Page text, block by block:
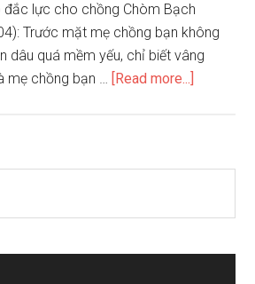
lực cho chồng Chòm Bạch
Trước mặt mẹ chồng bạn không
dâu quá mềm yếu, chỉ biết vâng
mẹ chồng bạn … [Read more...]
thế
để